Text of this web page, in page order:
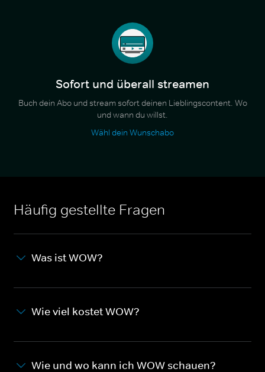
Sofort und überall streamen
Buch dein Abo und stream sofort deinen Lieblingscontent. Wo
und wann du willst.
Wähl dein Wunschabo
Häufig gestellte Fragen
Was ist WOW?
Wie viel kostet WOW?
Wie und wo kann ich WOW schauen?